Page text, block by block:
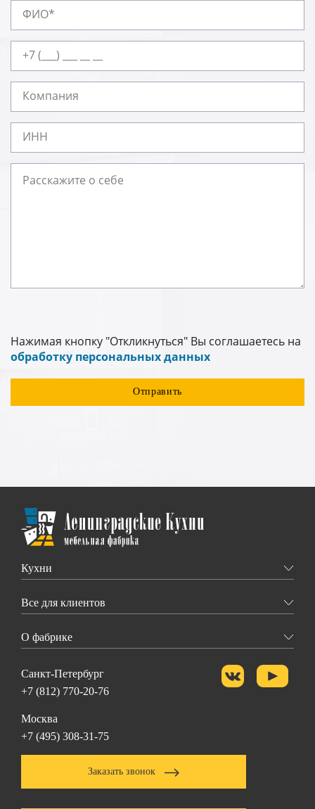
Нажимая кнопку "Откликнуться" Вы соглашаетесь на
обработку персональных данных
Кухни
Все для клиентов
О фабрике
Санкт-Петербург
+7 (812) 770-20-76
Москва
+7 (495) 308-31-75
Заказать звонок